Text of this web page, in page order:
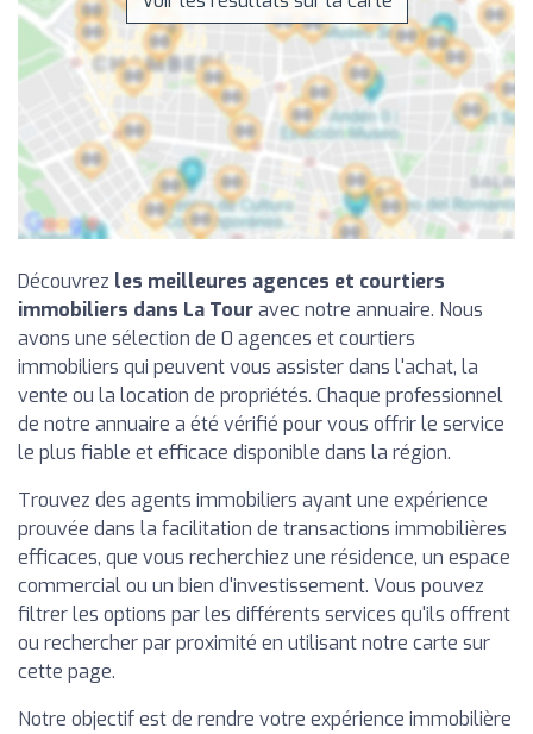
Découvrez les meilleures agences et courtiers
immobiliers dans La Touravec notre annuaire. Nous
avons une sélection de 0 agences et courtiers
immobiliers qui peuvent vous assister dans l'achat, la
vente ou la location de propriétés. Chaque professionnel
de notre annuaire a été vérifié pour vous offrir le service
le plus fiable et efficace disponible dans la région.
Trouvez des agents immobiliers ayant une expérience
prouvée dans la facilitation de transactions immobilières
efficaces, que vous recherchiez une résidence, un espace
commercial ou un bien d'investissement. Vous pouvez
filtrer les options par les différents services qu'ils offrent
ou rechercher par proximité en utilisant notre carte sur
cette page.
Notre objectif est de rendre votre expérience immobilière